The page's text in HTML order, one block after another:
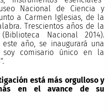
Nacional de Ciencia y
a Carmen Iglesias, de la
Trescientos años de la
Nacional 2014).
año, se inaugurará una
comisario único en la
está más orgulloso y
en el avance de su